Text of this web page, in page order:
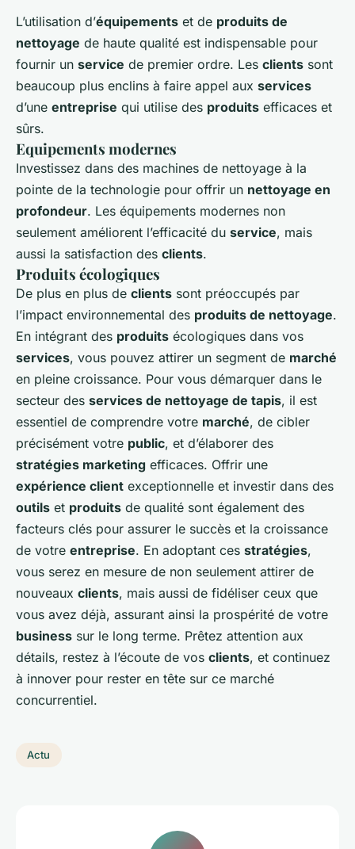
L’utilisation d’équipements et de produits de
nettoyage de haute qualité est indispensable pour
fournir un service de premier ordre. Les clients sont
beaucoup plus enclins à faire appel aux services
d’une entreprise qui utilise des produits efficaces et
sûrs.
Equipements modernes
Investissez dans des machines de nettoyage à la
pointe de la technologie pour offrir un nettoyage en
profondeur. Les équipements modernes non
seulement améliorent l’efficacité du service, mais
aussi la satisfaction des clients.
Produits écologiques
De plus en plus de clients sont préoccupés par
l’impact environnemental des produits de nettoyage.
En intégrant des produits écologiques dans vos
services, vous pouvez attirer un segment de marché
en pleine croissance. Pour vous démarquer dans le
secteur des services de nettoyage de tapis, il est
essentiel de comprendre votre marché, de cibler
précisément votre public, et d’élaborer des
stratégies marketing efficaces. Offrir une
expérience client exceptionnelle et investir dans des
outils et produits de qualité sont également des
facteurs clés pour assurer le succès et la croissance
de votre entreprise. En adoptant ces stratégies,
vous serez en mesure de non seulement attirer de
nouveaux clients, mais aussi de fidéliser ceux que
vous avez déjà, assurant ainsi la prospérité de votre
business sur le long terme. Prêtez attention aux
détails, restez à l’écoute de vos clients, et continuez
à innover pour rester en tête sur ce marché
concurrentiel.
Actu